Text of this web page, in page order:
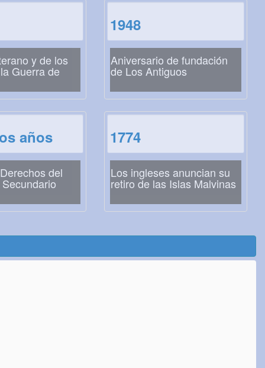
y de los
Guerra de
1948
Aniversario de fundación
de Los Antiguos
años
del
1774
Los ingleses anuncian su
retiro de las Islas Malvinas